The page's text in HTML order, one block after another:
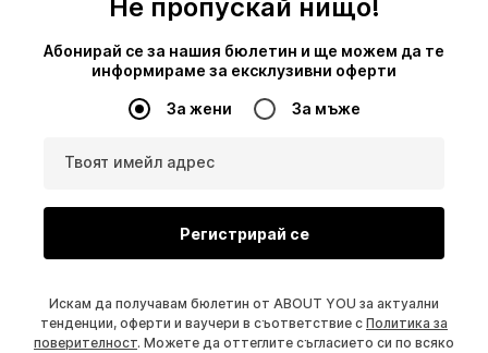
Не пропускай нищо!
Абонирай се за нашия бюлетин и ще можем да те
информираме за ексклузивни оферти
За жени За мъже
Твоят имейл адрес
Регистрирай се
Искам да получавам бюлетин от ABOUT YOU за актуални
тенденции, оферти и ваучери в съответствие с Политика за
поверителност. Можете да оттеглите съгласието си по всяко